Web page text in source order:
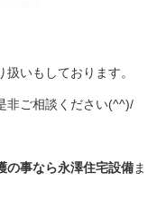
いもしております。
非ご相談ください(^^)/
の事なら永澤住宅設備ま